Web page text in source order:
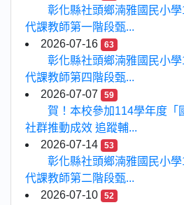
彰化縣社頭鄉湳雅國民小
代課教師第一階段甄...
2026-07-16
63
彰化縣社頭鄉湳雅國民小
代課教師第四階段甄...
2026-07-07
59
賀！本校參加114學年度「
社群推動成效 追蹤輔...
2026-07-14
53
彰化縣社頭鄉湳雅國民小
代課教師第二階段甄...
2026-07-10
52